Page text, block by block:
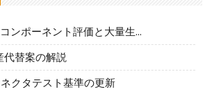
CNC Tech 国产線維コンポーネント評価と大量生産適合ガイド
代替案の解説
クタテスト基準の更新